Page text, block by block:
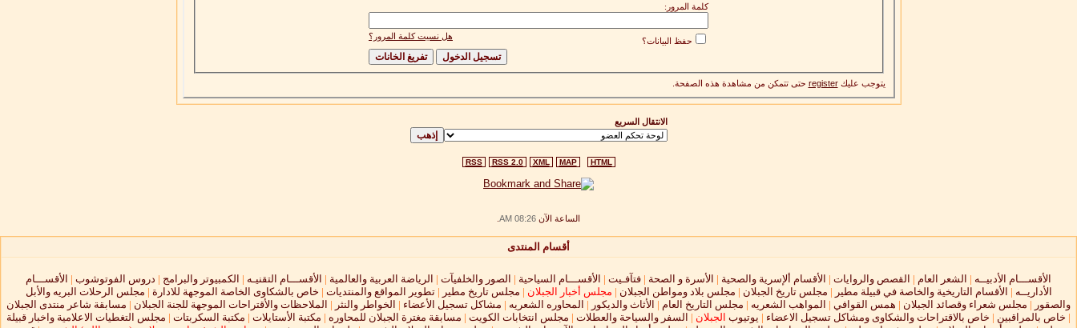
كلمة المرور:
هل نسيت كلمة المرور؟ حفظ البيانات؟
يتوجب عليكregister حتى تتمكن من مشاهدة هذه الصفحة.
الانتقال السريع
RSS RSS 2.0 XML MAP HTML
الساعة الآن 08:26 AM
أقسام المنتدى
الأقســـام الأدبيــه | الشعر العام | القصص والروايات | الأقسام ألإسرية والصحية | الأسرة و الصحة | فتآفـيت | الأقســـام السياحية | الصور والخلفيآت | الرياضة العربية والعالمية | الأقســـام التقنيـه | الكمبيوتر والبرامج | دروس الفوتوشوب | الأقســـام
الأداريــه | الأقسام التاريخية والخاصة في قبيلة مطير | مجلس تاريخ الجبلان | مجلس بلاد ومواطن الجبلان | مجلس أخبار الجبلان | مجلس تاريخ مطير |تطوير المواقع والمنتديات | خاص بالشكاوى الخاصة الموجهة للادارة | مجلس الرحلات البريه والأبل
والصقور | مجلس شعراء وقصائد الجبلان | همس القوافي | المواهب الشعريه | مجلس التاريخ العام | الأثاث والديكور | المحاوره الشعريه | مشاكل تسجيل الأعضاء | الخواطر والنثر | الملاحظات والأقتراحات الموجهة للجنة الجبلان | مسابقة شاعر منتدى الجبلان
| خاص بالمراقبين | خاص بالاقتراحات والشكاوى ومشاكل تسجيل الاعضاء | يوتيوب الجبلان | السفر والسياحة والعطلات | مجلس انتخابات الكويت | مسابقة مغترة الجبلان للمحاوره | مكتبة الأستايلات | مكتبة السكربتات | مجلس التغطيات الاعلامية واخبار قبيلة